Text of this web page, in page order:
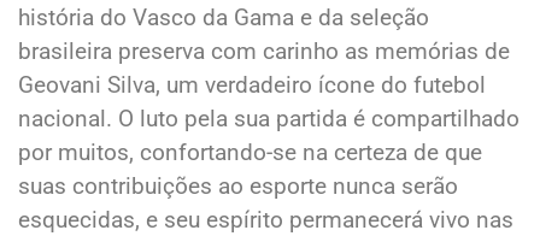
história do Vasco da Gama e da seleção
brasileira preserva com carinho as memórias de
Geovani Silva, um verdadeiro ícone do futebol
nacional. O luto pela sua partida é compartilhado
por muitos, confortando-se na certeza de que
suas contribuições ao esporte nunca serão
esquecidas, e seu espírito permanecerá vivo nas